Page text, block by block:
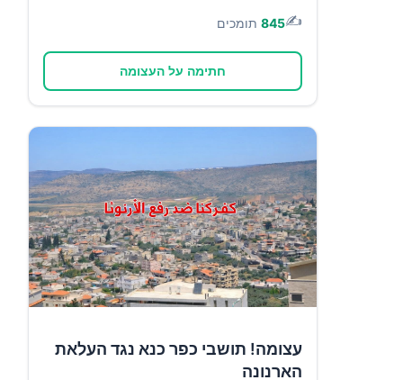
✍️
845 תומכים
חתימה על העצומה
עצומה! תושבי כפר כנא נגד העלאת
הארנונה